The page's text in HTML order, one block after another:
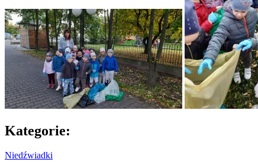
Kategorie:
Niedźwiadki